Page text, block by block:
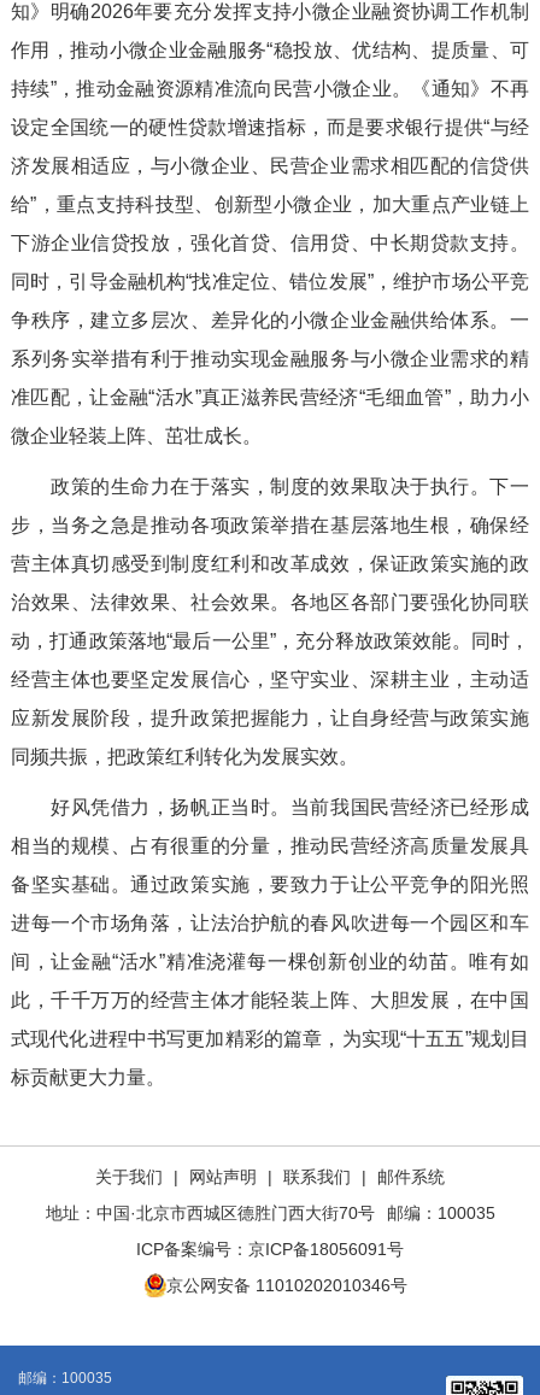
知》明确2026年要充分发挥支持小微企业融资协调工作机制
作用，推动小微企业金融服务“稳投放、优结构、提质量、可
持续”，推动金融资源精准流向民营小微企业。《通知》不再
设定全国统一的硬性贷款增速指标，而是要求银行提供“与经
济发展相适应，与小微企业、民营企业需求相匹配的信贷供
给”，重点支持科技型、创新型小微企业，加大重点产业链上
下游企业信贷投放，强化首贷、信用贷、中长期贷款支持。
同时，引导金融机构“找准定位、错位发展”，维护市场公平竞
争秩序，建立多层次、差异化的小微企业金融供给体系。一
系列务实举措有利于推动实现金融服务与小微企业需求的精
准匹配，让金融“活水”真正滋养民营经济“毛细血管”，助力小
微企业轻装上阵、茁壮成长。
政策的生命力在于落实，制度的效果取决于执行。下一
步，当务之急是推动各项政策举措在基层落地生根，确保经
营主体真切感受到制度红利和改革成效，保证政策实施的政
治效果、法律效果、社会效果。各地区各部门要强化协同联
动，打通政策落地“最后一公里”，充分释放政策效能。同时，
经营主体也要坚定发展信心，坚守实业、深耕主业，主动适
应新发展阶段，提升政策把握能力，让自身经营与政策实施
同频共振，把政策红利转化为发展实效。
好风凭借力，扬帆正当时。当前我国民营经济已经形成
相当的规模、占有很重的分量，推动民营经济高质量发展具
备坚实基础。通过政策实施，要致力于让公平竞争的阳光照
进每一个市场角落，让法治护航的春风吹进每一个园区和车
间，让金融“活水”精准浇灌每一棵创新创业的幼苗。唯有如
此，千千万万的经营主体才能轻装上阵、大胆发展，在中国
式现代化进程中书写更加精彩的篇章，为实现“十五五”规划目
标贡献更大力量。
关于我们 | 网站声明 | 联系我们 |
邮件系统
地址：中国·北京市西城区德胜门西大街70号
邮编：100035
ICP备案编号： 京ICP备18056091号
京公网安备 11010202010346号
邮编：100035